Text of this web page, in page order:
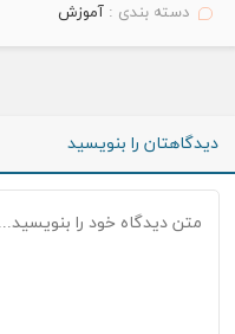
دسته بندی :آموزش
دیدگاهتان را بنویسید